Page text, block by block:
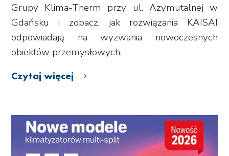
Grupy Klima-Therm przy ul. Azymutalnej w
Gdańsku i zobacz, jak rozwiązania KAISAI
odpowiadają na wyzwania nowoczesnych
obiektów przemysłowych.
Czytaj więcej